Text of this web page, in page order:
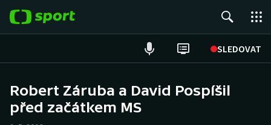
SLEDOVAT
Hokej
Robert Záruba a David Pospíšil
před začátkem MS